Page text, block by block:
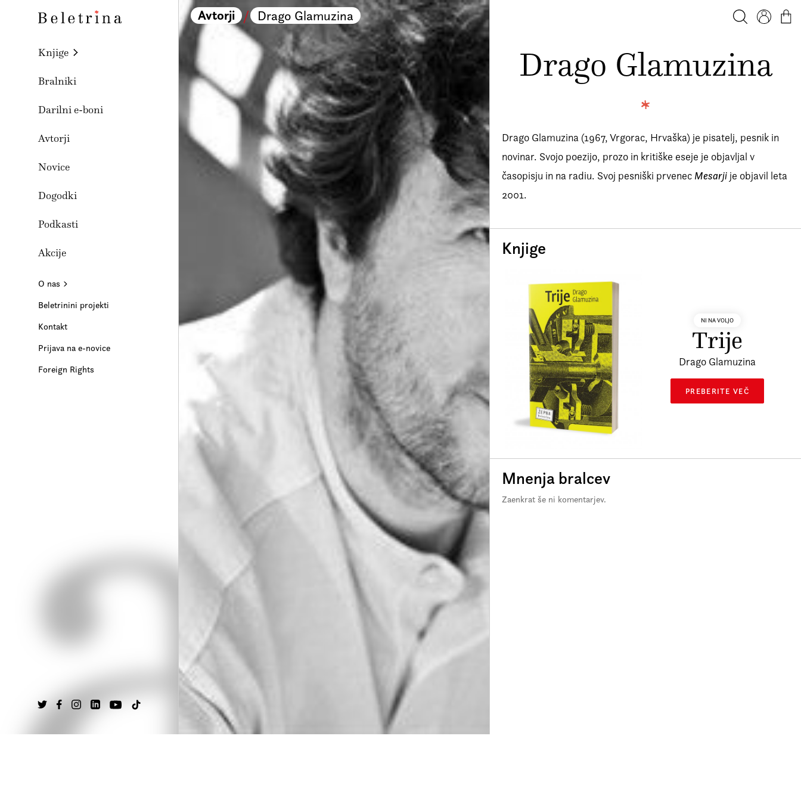
Beletrina
Knjige
Bralniki
Darilni e-boni
Avtorji
Novice
Dogodki
Podkasti
Akcije
O nas
Beletrinini projekti
Kontakt
Prijava na e-novice
Foreign Rights
Avtorji / Drago Glamuzina
Drago Glamuzina
Drago Glamuzina (1967, Vrgorac, Hrvaška) je pisatelj, pesnik in
novinar. Svojo poezijo, prozo in kritiške eseje je objavljal v
časopisju in na radiu. Svoj pesniški prvenec Mesarji je objavil leta
2001.
Knjige
NI NA VOLJO
Trije
Drago Glamuzina
PREBERITE VEČ
Mnenja bralcev
Zaenkrat še ni komentarjev.